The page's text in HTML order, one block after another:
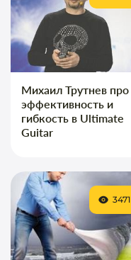
Михаил Трутнев про
эффективность и
гибкость в Ultimate
Guitar
3471